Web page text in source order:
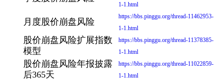
1-1.html
月度股价崩盘风险
https://bbs.pinggu.org/thread-11462953-
1-1.html
股价崩盘风险扩展指数
模型
https://bbs.pinggu.org/thread-11378385-
1-1.html
股价崩盘风险年报披露
后365天
https://bbs.pinggu.org/thread-11022859-
1-1.html